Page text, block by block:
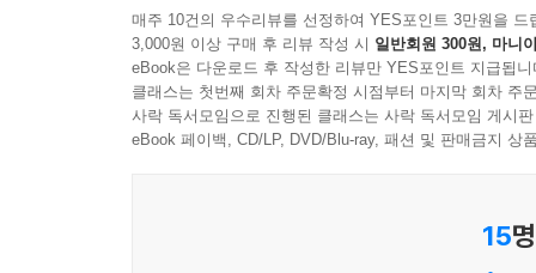
함께 쏟아낸다. 구두에 갇힌 발을 힘차게 구르며 아
삶의 희로애락을 무대 위에 펼쳐 보인다. 사랑의 찬
짧은 환희의 순간이 지나면 독백과도 같은 춤사위
무희 홀로 무대를 지킨다. 인생은 플라멩코를 닮았
- 본문 중에서
인생을 그려내는 자. 그리하여 황홀한 찬사와 가
매주 10건의 우수리뷰를 선정하여 YES포인트 3만원을 드
3,000원 이상 구매 후 리뷰 작성 시 일반회원 300원, 마니
eBook은 다운로드 후 작성한 리뷰만 YES포인트 지급됩니
클래스는 첫번째 회차 주문확정 시점부터 마지막 회차 주
사락 독서모임으로 진행된 클래스는 사락 독서모임 게시
eBook 페이백, CD/LP, DVD/Blu-ray, 패션 및 판매금지 상
15